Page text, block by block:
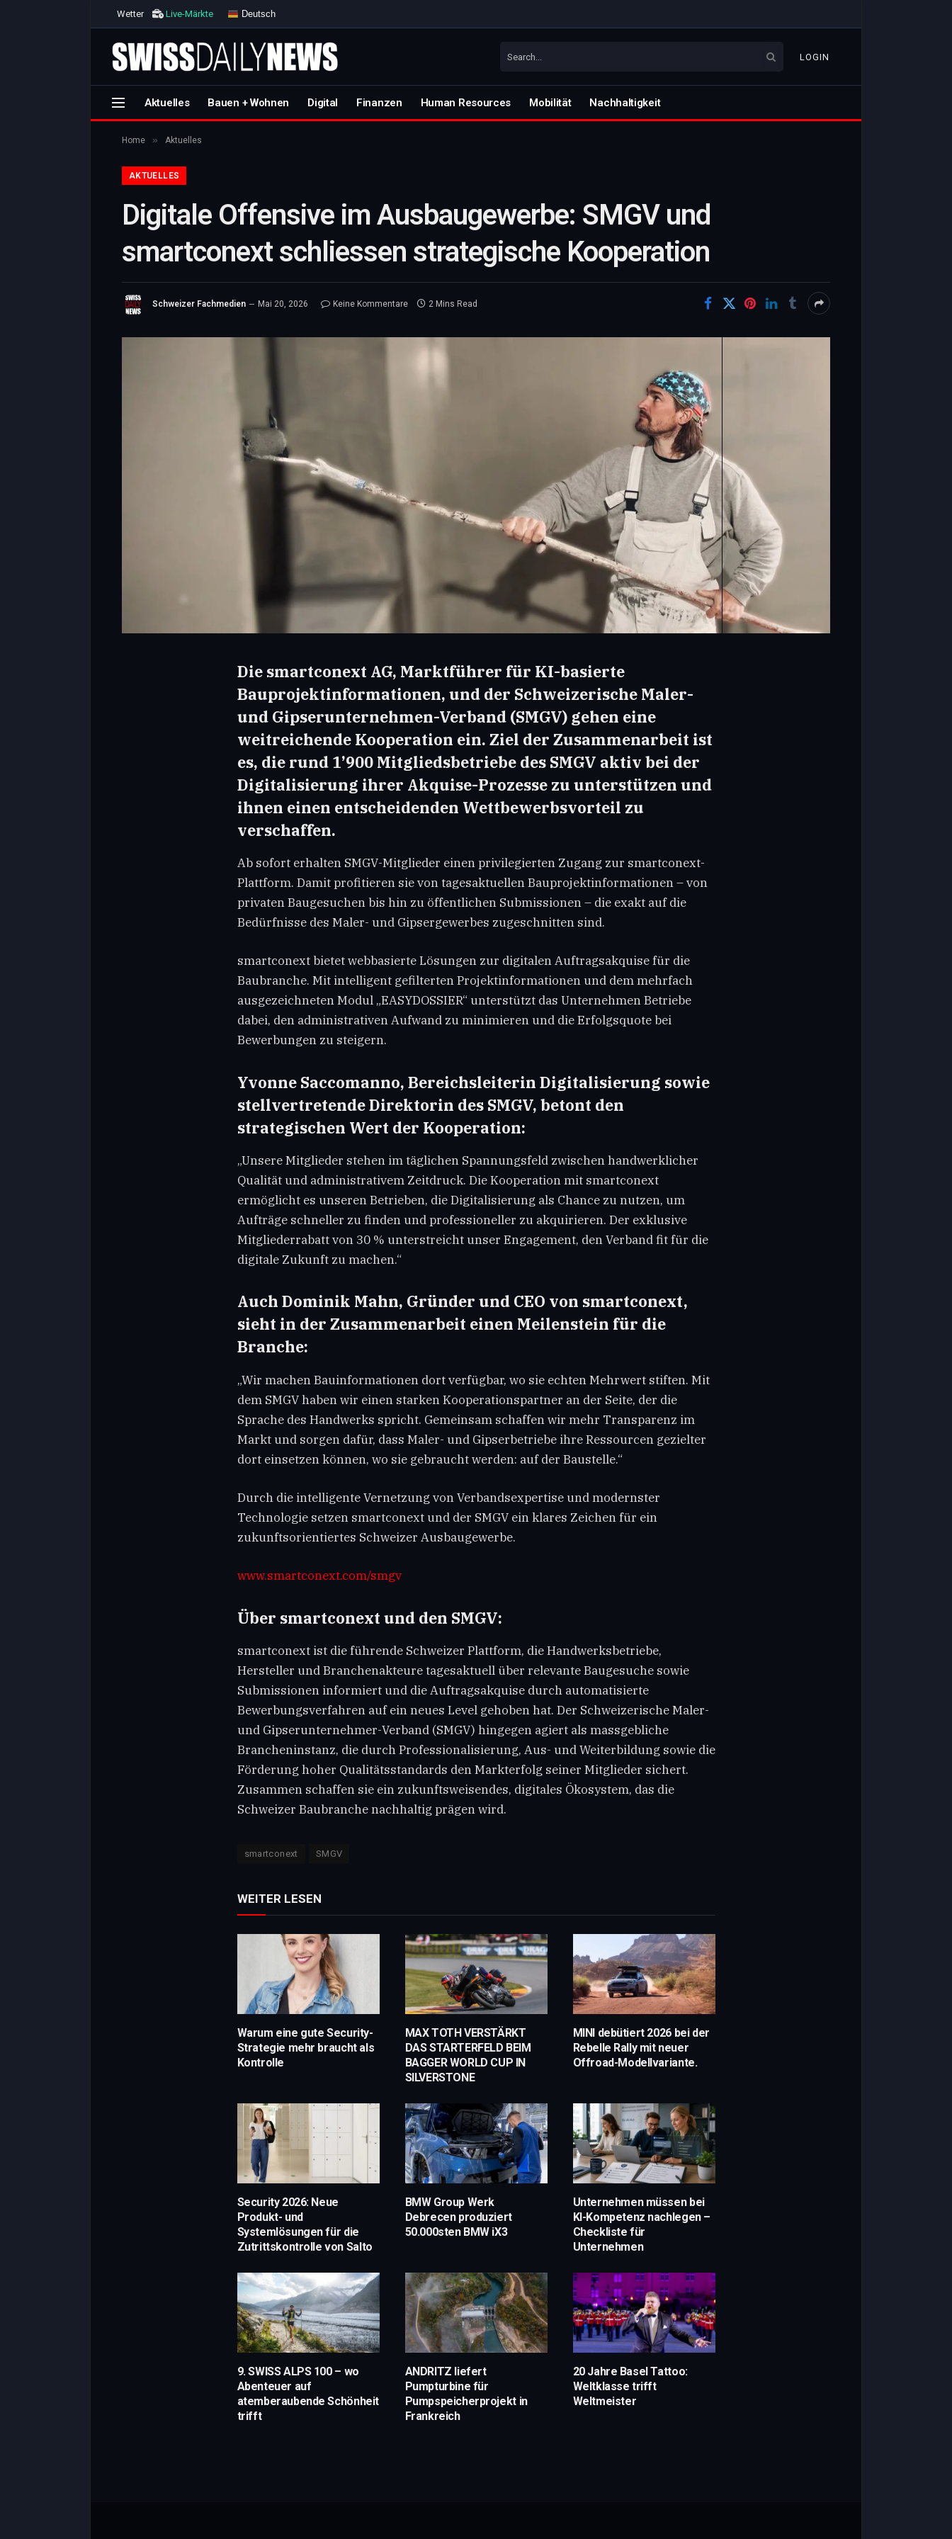
Wetter Live-Märkte Deutsch
LOGIN
Aktuelles Bauen + Wohnen Digital Finanzen Human Resources Mobilität Nachhaltigkeit
Home » Aktuelles
AKTUELLES
Digitale Offensive im Ausbaugewerbe: SMGV und
smartconext schliessen strategische Kooperation
Schweizer Fachmedien Mai 20, 2026 Keine Kommentare 2 Mins Read
Die smartconext AG, Marktführer für KI-basierte
Bauprojektinformationen, und der Schweizerische Maler-
und Gipserunternehmen-Verband (SMGV) gehen eine
weitreichende Kooperation ein. Ziel der Zusammenarbeit ist
es, die rund 1’900 Mitgliedsbetriebe des SMGV aktiv bei der
Digitalisierung ihrer Akquise-Prozesse zu unterstützen und
ihnen einen entscheidenden Wettbewerbsvorteil zu
verschaffen.
Ab sofort erhalten SMGV-Mitglieder einen privilegierten Zugang zur smartconext-
Plattform. Damit profitieren sie von tagesaktuellen Bauprojektinformationen – von
privaten Baugesuchen bis hin zu öffentlichen Submissionen – die exakt auf die
Bedürfnisse des Maler- und Gipsergewerbes zugeschnitten sind.
smartconext bietet webbasierte Lösungen zur digitalen Auftragsakquise für die
Baubranche. Mit intelligent gefilterten Projektinformationen und dem mehrfach
ausgezeichneten Modul „EASYDOSSIER“ unterstützt das Unternehmen Betriebe
dabei, den administrativen Aufwand zu minimieren und die Erfolgsquote bei
Bewerbungen zu steigern.
Yvonne Saccomanno, Bereichsleiterin Digitalisierung sowie
stellvertretende Direktorin des SMGV, betont den
strategischen Wert der Kooperation:
„Unsere Mitglieder stehen im täglichen Spannungsfeld zwischen handwerklicher
Qualität und administrativem Zeitdruck. Die Kooperation mit smartconext
ermöglicht es unseren Betrieben, die Digitalisierung als Chance zu nutzen, um
Aufträge schneller zu finden und professioneller zu akquirieren. Der exklusive
Mitgliederrabatt von 30 % unterstreicht unser Engagement, den Verband fit für die
digitale Zukunft zu machen.“
Auch Dominik Mahn, Gründer und CEO von smartconext,
sieht in der Zusammenarbeit einen Meilenstein für die
Branche:
„Wir machen Bauinformationen dort verfügbar, wo sie echten Mehrwert stiften. Mit
dem SMGV haben wir einen starken Kooperationspartner an der Seite, der die
Sprache des Handwerks spricht. Gemeinsam schaffen wir mehr Transparenz im
Markt und sorgen dafür, dass Maler- und Gipserbetriebe ihre Ressourcen gezielter
dort einsetzen können, wo sie gebraucht werden: auf der Baustelle.“
Durch die intelligente Vernetzung von Verbandsexpertise und modernster
Technologie setzen smartconext und der SMGV ein klares Zeichen für ein
zukunftsorientiertes Schweizer Ausbaugewerbe.
www.smartconext.com/smgv
Über smartconext und den SMGV:
smartconext ist die führende Schweizer Plattform, die Handwerksbetriebe,
Hersteller und Branchenakteure tagesaktuell über relevante Baugesuche sowie
Submissionen informiert und die Auftragsakquise durch automatisierte
Bewerbungsverfahren auf ein neues Level gehoben hat. Der Schweizerische Maler-
und Gipserunternehmer-Verband (SMGV) hingegen agiert als massgebliche
Brancheninstanz, die durch Professionalisierung, Aus- und Weiterbildung sowie die
Förderung hoher Qualitätsstandards den Markterfolg seiner Mitglieder sichert.
Zusammen schaffen sie ein zukunftsweisendes, digitales Ökosystem, das die
Schweizer Baubranche nachhaltig prägen wird.
smartconext SMGV
WEITER LESEN
Warum eine gute Security-
Strategie mehr braucht als
Kontrolle
MAX TOTH VERSTÄRKT
DAS STARTERFELD BEIM
BAGGER WORLD CUP IN
SILVERSTONE
MINI debütiert 2026 bei der
Rebelle Rally mit neuer
Offroad-Modellvariante.
Security 2026: Neue
Produkt- und
Systemlösungen für die
Zutrittskontrolle von Salto
BMW Group Werk
Debrecen produziert
50.000sten BMW iX3
Unternehmen müssen bei
KI-Kompetenz nachlegen –
Checkliste für
Unternehmen
9. SWISS ALPS 100 – wo
Abenteuer auf
atemberaubende Schönheit
trifft
ANDRITZ liefert
Pumpturbine für
Pumpspeicherprojekt in
Frankreich
20 Jahre Basel Tattoo:
Weltklasse trifft
Weltmeister